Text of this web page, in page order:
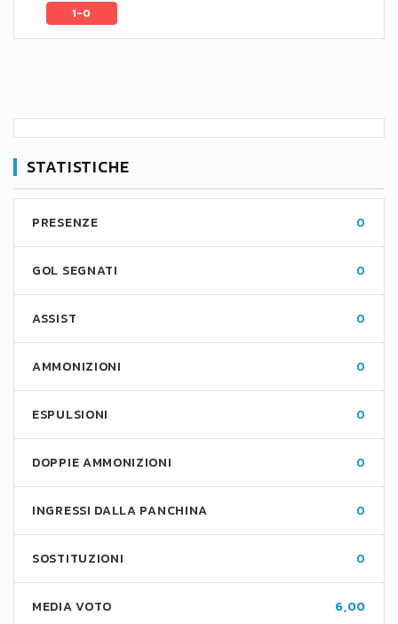
1-0
STATISTICHE
PRESENZE 0
GOL SEGNATI 0
ASSIST 0
AMMONIZIONI 0
ESPULSIONI 0
DOPPIE AMMONIZIONI 0
INGRESSI DALLA PANCHINA 0
SOSTITUZIONI 0
MEDIA VOTO 6,00